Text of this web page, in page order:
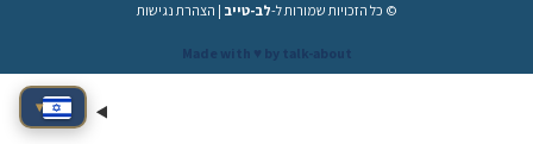
© כל הזכויות שמורות ל-לב-טייב | הצהרת נגישות
Made with ♥️ by talk-about
▾